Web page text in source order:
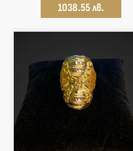
1038.55 лв.